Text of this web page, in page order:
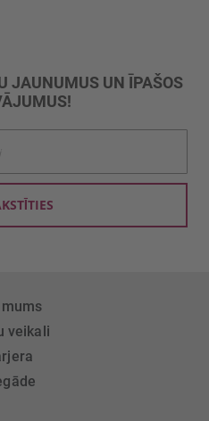
JAUNUMUS UN ĪPAŠOS
mums
veikali